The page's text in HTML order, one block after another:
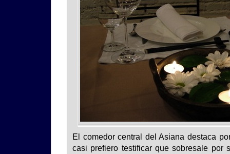
El comedor central del Asiana destaca
casi prefiero testificar que sobresale por